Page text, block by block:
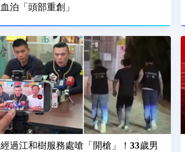
血泊「頭部重創」
經過江和樹服務處嗆「開槍」！33歲男